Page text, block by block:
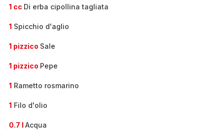
1 cc Di erba cipollina tagliata
1 Spicchio d'aglio
1 pizzico Sale
1 pizzico Pepe
1 Rametto rosmarino
1 Filo d'olio
0.7 l Acqua